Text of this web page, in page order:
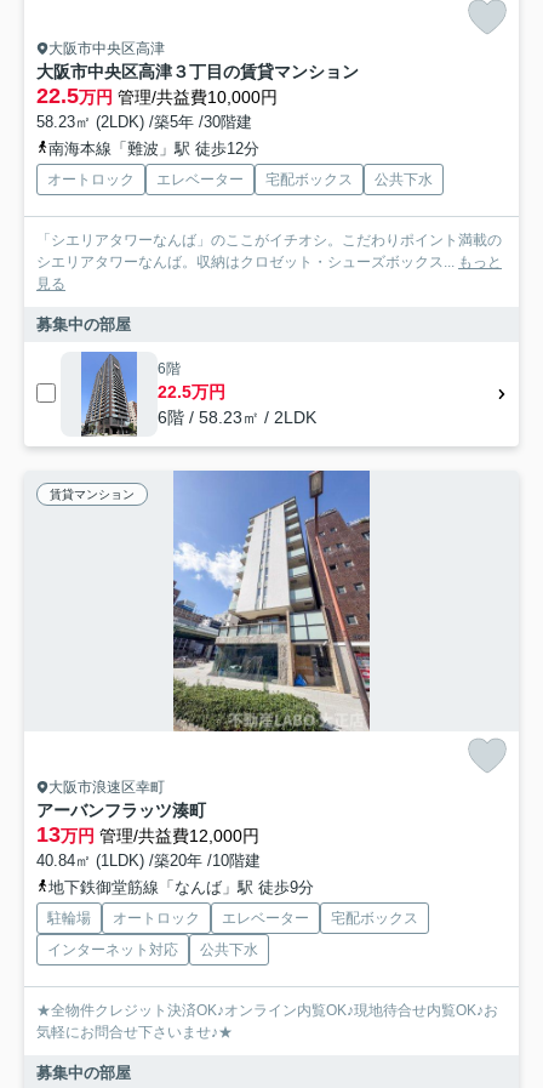
大阪市中央区高津
大阪市中央区高津３丁目の賃貸マンション
22.5万円 管理/共益費10,000円
58.23㎡ (2LDK) /築5年 /30階建
南海本線「難波」駅 徒歩12分
オートロック エレベーター 宅配ボックス 公共下水
「シエリアタワーなんば」のここがイチオシ。こだわりポイント満載の
シエリアタワーなんば。収納はクロゼット・シューズボックス...
もっと
見る
募集中の部屋
6階
22.5万円
6階 / 58.23㎡ / 2LDK
賃貸マンション
大阪市浪速区幸町
アーバンフラッツ湊町
13万円 管理/共益費12,000円
40.84㎡ (1LDK) /築20年 /10階建
地下鉄御堂筋線「なんば」駅 徒歩9分
駐輪場 オートロック エレベーター
宅配ボックス
インターネット対応
公共下水
★全物件クレジット決済OK♪オンライン内覧OK♪現地待合せ内覧OK♪お
気軽にお問合せ下さいませ♪★
募集中の部屋